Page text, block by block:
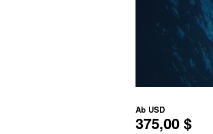
Ab USD
375,00 $